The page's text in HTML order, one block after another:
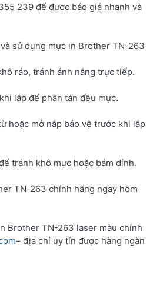
239 để được báo giá nhanh và
sử dụng mực in Brother TN-263
ráo, tránh ánh nắng trực tiếp.
lắp để phân tán đều mực.
hoặc mở nắp bảo vệ trước khi lắp
tránh khô mực hoặc bám dính.
TN-263 chính hãng ngay hôm
Brother TN-263 laser màu chính
– địa chỉ uy tín được hàng ngàn